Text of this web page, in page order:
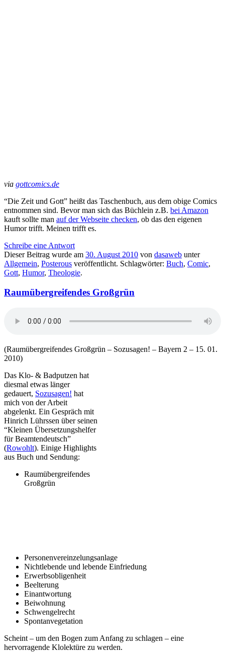
via gottcomics.de
“Die Zeit und Gott” heißt das Taschenbuch, aus dem obige Comics
entnommen sind. Bevor man sich das Büchlein z.B. bei Amazon
kauft sollte man auf der Webseite checken, ob das den eigenen
Humor trifft. Meinen trifft es.
Schreibe eine Antwort
Dieser Beitrag wurde am 30. August 2010 von dasaweb unter
Allgemein, Posterous veröffentlicht. Schlagwörter: Buch, Comic,
Gott, Humor, Theologie.
Raumübergreifendes Großgrün
(Raumübergreifendes Großgrün – Sozusagen! – Bayern 2 – 15. 01.
2010)
Das Klo- & Badputzen hat
diesmal etwas länger
gedauert, Sozusagen! hat
mich von der Arbeit
abgelenkt. Ein Gespräch mit
Hinrich Lührssen über seinen
“Kleinen Übersetzungshelfer
für Beamtendeutsch”
(Rowohlt). Einige Highlights
aus Buch und Sendung:
Raumübergreifendes
Großgrün
Personenvereinzelungsanlage
Nichtlebende und lebende Einfriedung
Erwerbsobligenheit
Beelterung
Einantwortung
Beiwohnung
Schwengelrecht
Spontanvegetation
Scheint – um den Bogen zum Anfang zu schlagen – eine
hervorragende Klolektüre zu werden.